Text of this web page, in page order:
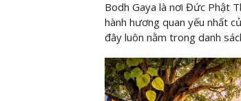
Bodh Gaya là nơi Đức Phật
hành hương quan yếu nhất
đây luôn nằm trong danh